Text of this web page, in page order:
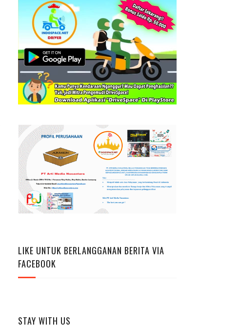
LIKE UNTUK BERLANGGANAN BERITA VIA
FACEBOOK
STAY WITH US